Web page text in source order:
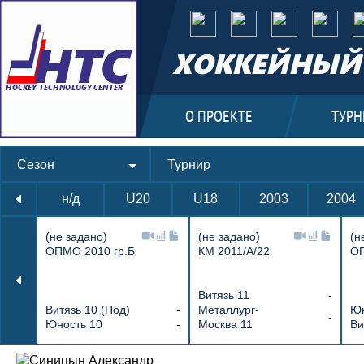
ХОККЕЙНЫЙ
О ПРОЕКТЕ
Сезон Турнир
н/д U20 U18 2003 2004
(не задано)
ОПМО 2010 гр.Б
Витязь 10 (Под)
-
Юность 10
-
(не задано)
КМ 2011/А/22
Витязь 11
-
Металлург-
Москва 11
-